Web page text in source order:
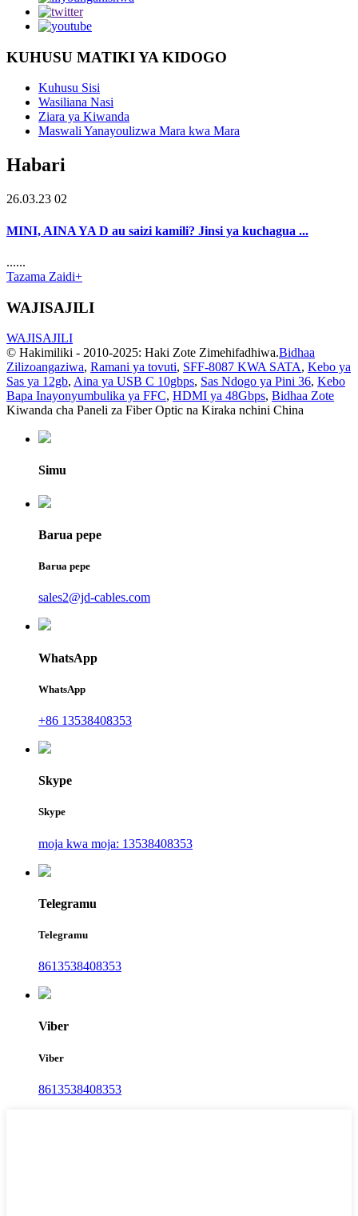
KUHUSU MATIKI YA KIDOGO
Kuhusu Sisi
Wasiliana Nasi
Ziara ya Kiwanda
Maswali Yanayoulizwa Mara kwa Mara
Habari
26.03.23 02
MINI, AINA YA D au saizi kamili? Jinsi ya kuchagua ...
......
Tazama Zaidi+
WAJISAJILI
WAJISAJILI
© Hakimiliki - 2010-2025: Haki Zote Zimehifadhiwa.Bidhaa
Zilizoangaziwa, Ramani ya tovuti, SFF-8087 KWA SATA, Kebo ya
Sas ya 12gb, Aina ya USB C 10gbps, Sas Ndogo ya Pini 36, Kebo
Bapa Inayonyumbulika ya FFC, HDMI ya 48Gbps, Bidhaa Zote
Kiwanda cha Paneli za Fiber Optic na Kiraka nchini China
Simu
Barua pepe
Barua pepe
sales2@jd-cables.com
WhatsApp
WhatsApp
+86 13538408353
Skype
Skype
moja kwa moja: 13538408353
Telegramu
Telegramu
8613538408353
Viber
Viber
8613538408353